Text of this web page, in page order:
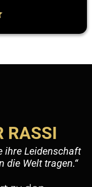
RASSI
ihre Leidenschaft
die Welt tragen.“